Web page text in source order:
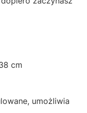
cm
umożliwia